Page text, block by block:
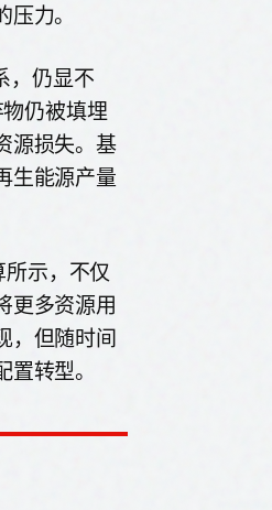
力。
，仍显不
仍被填埋
源损失。基
生能源产量
所示，不仅
更多资源用
，但随时间
转型。